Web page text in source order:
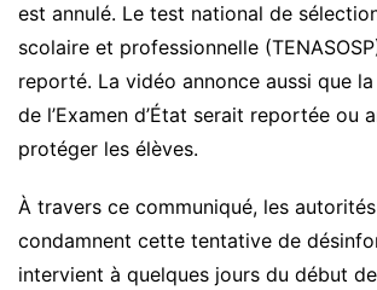
est annulé. Le test national de
scolaire et professionnelle
reporté. La vidéo annonce aussi que
de l’Examen d’État serait reportée ou
protéger les élèves.
À travers ce communiqué, les
condamnent cette tentative de
intervient à quelques jours du début